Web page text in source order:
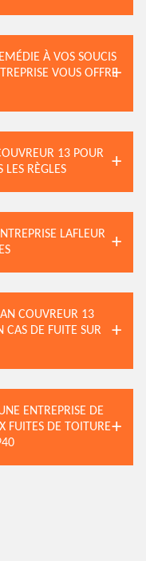
À VOS SOUCIS
VOUS OFFRE
13 POUR
RÈGLES
LAFLEUR
COUVREUR 13
CAS DE FUITE SUR
ENTREPRISE DE
FUITES DE TOITURE